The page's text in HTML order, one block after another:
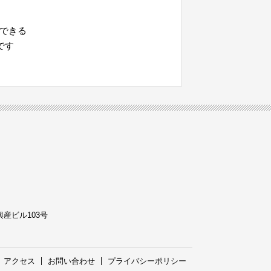
きる
す
産ビル103号
アクセス お問い合わせ プライバシーポリシー